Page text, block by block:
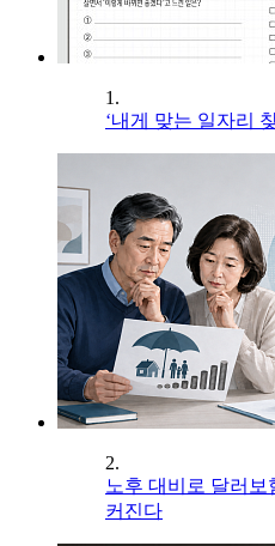
1.
‘내게 맞는 일자리
2.
노후 대비로 달러보
커진다